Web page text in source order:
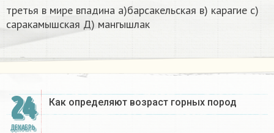
третья в мире впадина а)барсакельская в) карагие с)
саракамышская Д) мангышлак​
24
ДЕКАБРЬ
Как определяют возраст горных пород